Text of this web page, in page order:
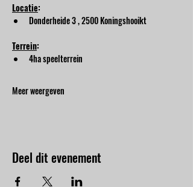
Locatie:
Donderheide 3 , 2500 Koningshooikt
Terrein:
4ha speelterrein
Meer weergeven
Deel dit evenement